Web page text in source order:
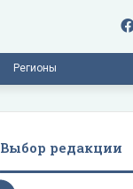
Регионы
Выбор редакции